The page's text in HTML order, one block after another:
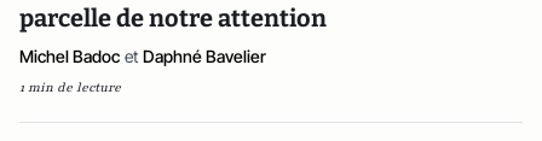
parcelle de notre attention
Michel Badoc et Daphné Bavelier
1 min de lecture